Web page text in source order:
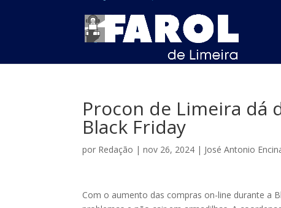
Procon de Limeira dá
Black Friday
por Redação |nov 26, 2024 | José Antonio
Com o aumento das compras on-line durante a